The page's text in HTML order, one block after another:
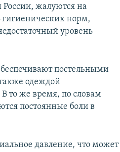
России, жалуются на
норм,
уровень
постельными
одеждой
В то же время, по словам
постоянные боли в
давление, что может